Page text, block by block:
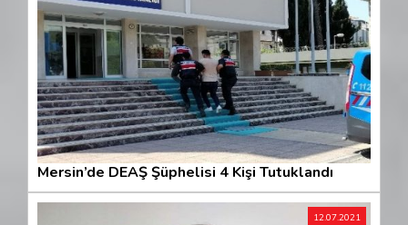
Mersin’de DEAŞ Şüphelisi 4 Kişi Tutuklandı
12.07.2021